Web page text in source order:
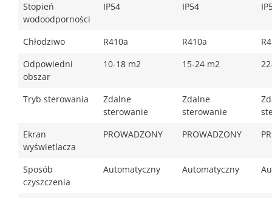
Stopień
wodoodporności
IP54 IP54
Chłodziwo R410a R410a
Odpowiedni
obszar
10-18 m2 15-24 m2
Tryb sterowania
Zdalne
sterowanie
Zdalne
sterowanie
Ekran
wyświetlacza
PROWADZONY PROWADZONY
Sposób
czyszczenia
Automatyczny Automatyczny